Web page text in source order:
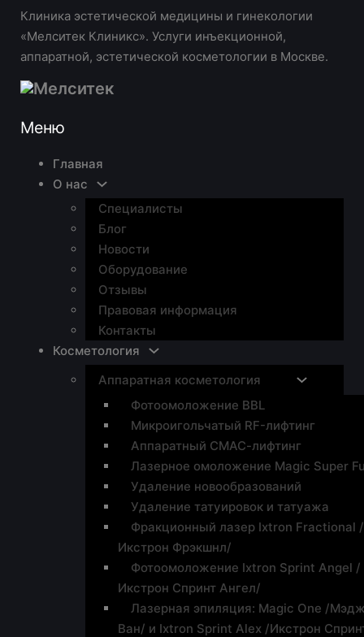
Клиника эстетической медицины и гинекологии
«Мелситек Клиникс». Услуги инъекционной,
аппаратной, эстетической косметологии в Москве.
Меню
Главная
О нас
Специалисты
Блог
Новости
Оборудование
Отзывы
Правовая информация
Контакты
Косметология
Аппаратная косметология
Фотоомоложение BBL
Микроигольчатый RF-лифтинг
Аппаратный СМАС-лифтинг
Лазерное омоложение Magic Super
Удаление новообразований
Удаление татуировок и татуажа
Фракционный лазер Ixtron Fractional /
Икстрон Фрэкшнл/
Фотоомоложение Ixtron Sprint Angel /
Икстрон Спринт Ангел/
Лазерная эпиляция: Magic One /
Ван/ и Ixtron Sprint Alex /Икстрон